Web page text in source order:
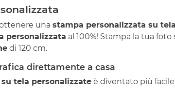
una stampa personalizzata su tela
personalizzata al 100%! Stampa la tua
di 120 cm.
direttamente a casa
tela personalizzate è diventato più